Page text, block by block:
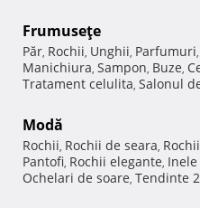
Frumuseţe
Păr, Rochii, Unghii, Parfumuri,
Manichiura, Sampon, Buze,
Tratament celulita, Salonul
Modă
Rochii, Rochii de seara,
Pantofi, Rochii elegante,
Ochelari de soare, Tendinte